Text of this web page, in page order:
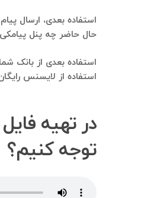
حال حاضر چه پنل پیامکی و چه
استفاده از لایسنس
توجه کنیم؟